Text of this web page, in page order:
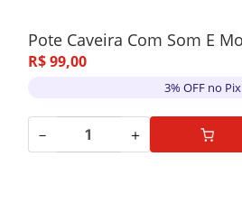
R$99,00
3% OFF no Pix
－ ＋